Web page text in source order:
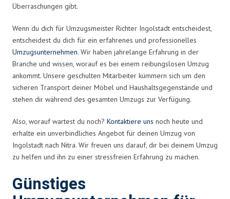
Überraschungen gibt.
Wenn du dich für Umzugsmeister Richter Ingolstadt entscheidest,
entscheidest du dich für ein erfahrenes und professionelles
Umzugsunternehmen. Wir haben jahrelange Erfahrung in der
Branche und wissen, worauf es bei einem reibungslosen Umzug
ankommt. Unsere geschulten Mitarbeiter kümmern sich um den
sicheren Transport deiner Möbel und Haushaltsgegenstände und
stehen dir während des gesamten Umzugs zur Verfügung.
Also, worauf wartest du noch? Kontaktiere uns noch heute und
erhalte ein unverbindliches Angebot für deinen Umzug von
Ingolstadt nach Nitra. Wir freuen uns darauf, dir bei deinem Umzug
zu helfen und ihn zu einer stressfreien Erfahrung zu machen.
Günstiges